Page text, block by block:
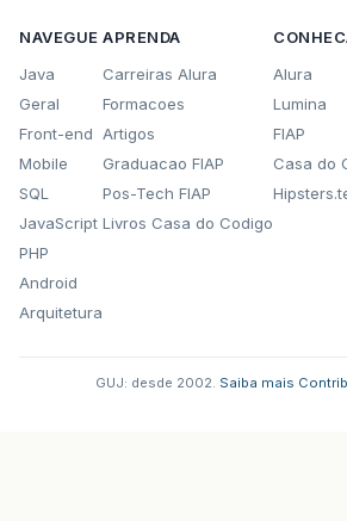
NAVEGUE
Java
Geral
Front-end
Mobile
SQL
JavaScript
PHP
Android
Arquitetura
APRENDA
Carreiras Alura
Formacoes
Artigos
Graduacao FIAP
Pos-Tech FIAP
Livros Casa do Codigo
Alura
Lumina
FIAP
Casa do
GUJ: desde 2002. Saiba mais